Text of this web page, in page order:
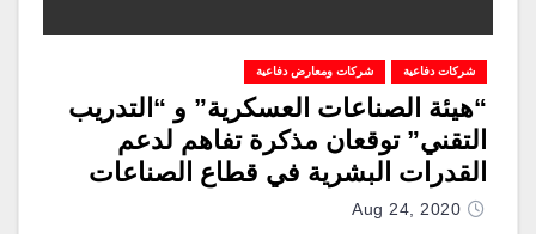
شركات دفاعية شركات ومعارض دفاعية
“هيئة الصناعات العسكرية” و “التدريب
التقني” توقعان مذكرة تفاهم لدعم
القدرات البشرية في قطاع الصناعات
العسكرية
Aug 24, 2020